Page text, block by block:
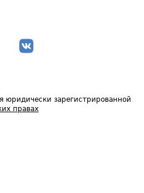
юридически зарегистрированной
правах